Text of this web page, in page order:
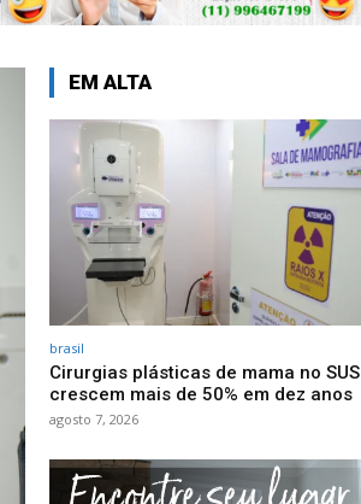
EM ALTA
brasil
Cirurgias plásticas de mama no SUS
crescem mais de 50% em dez anos
agosto 7, 2026